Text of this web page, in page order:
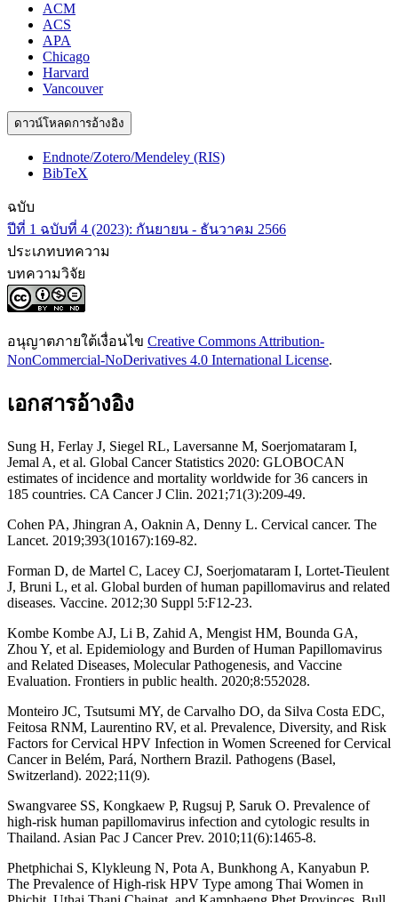
ACM
ACS
APA
Chicago
Harvard
Vancouver
ดาวน์โหลดการอ้างอิง
Endnote/Zotero/Mendeley (RIS)
BibTeX
ฉบับ
ปีที่ 1 ฉบับที่ 4 (2023): กันยายน - ธันวาคม 2566
ประเภทบทความ
บทความวิจัย
อนุญาตภายใต้เงื่อนไข Creative Commons Attribution-
NonCommercial-NoDerivatives 4.0 International License.
เอกสารอ้างอิง
Sung H, Ferlay J, Siegel RL, Laversanne M, Soerjomataram I,
Jemal A, et al. Global Cancer Statistics 2020: GLOBOCAN
estimates of incidence and mortality worldwide for 36 cancers in
185 countries. CA Cancer J Clin. 2021;71(3):209-49.
Cohen PA, Jhingran A, Oaknin A, Denny L. Cervical cancer. The
Lancet. 2019;393(10167):169-82.
Forman D, de Martel C, Lacey CJ, Soerjomataram I, Lortet-Tieulent
J, Bruni L, et al. Global burden of human papillomavirus and related
diseases. Vaccine. 2012;30 Suppl 5:F12-23.
Kombe Kombe AJ, Li B, Zahid A, Mengist HM, Bounda GA,
Zhou Y, et al. Epidemiology and Burden of Human Papillomavirus
and Related Diseases, Molecular Pathogenesis, and Vaccine
Evaluation. Frontiers in public health. 2020;8:552028.
Monteiro JC, Tsutsumi MY, de Carvalho DO, da Silva Costa EDC,
Feitosa RNM, Laurentino RV, et al. Prevalence, Diversity, and Risk
Factors for Cervical HPV Infection in Women Screened for Cervical
Cancer in Belém, Pará, Northern Brazil. Pathogens (Basel,
Switzerland). 2022;11(9).
Swangvaree SS, Kongkaew P, Rugsuj P, Saruk O. Prevalence of
high-risk human papillomavirus infection and cytologic results in
Thailand. Asian Pac J Cancer Prev. 2010;11(6):1465-8.
Phetphichai S, Klykleung N, Pota A, Bunkhong A, Kanyabun P.
The Prevalence of High-risk HPV Type among Thai Women in